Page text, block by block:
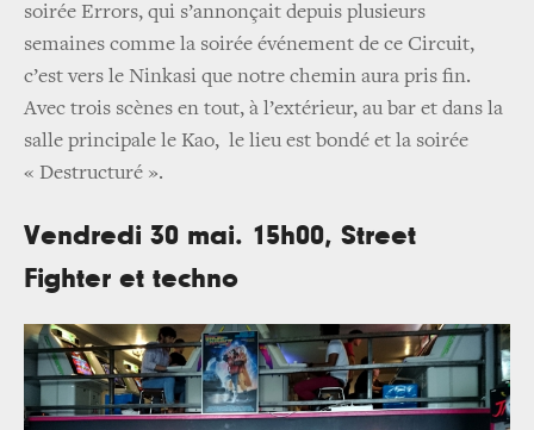
soirée Errors, qui s’annonçait depuis plusieurs
semaines comme la soirée événement de ce Circuit,
c’est vers le Ninkasi que notre chemin aura pris fin.
Avec trois scènes en tout, à l’extérieur, au bar et dans la
salle principale le Kao, le lieu est bondé et la soirée
« Destructuré ».
Vendredi 30 mai. 15h00, Street
Fighter et techno